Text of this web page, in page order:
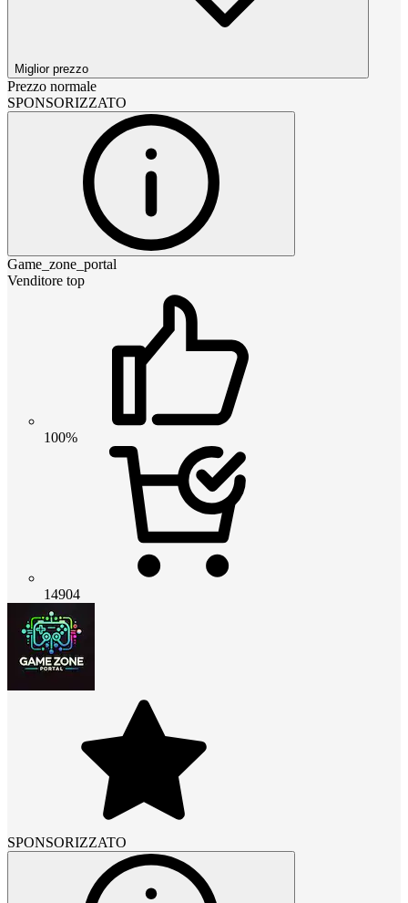
Miglior prezzo
Prezzo normale
SPONSORIZZATO
Game_zone_portal
Venditore top
100%
14904
SPONSORIZZATO